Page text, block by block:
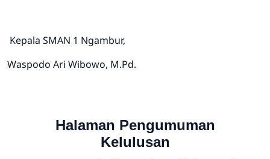
Kepala SMAN 1 Ngambur,
Waspodo Ari Wibowo, M.Pd.
Halaman Pengumuman
Kelulusan